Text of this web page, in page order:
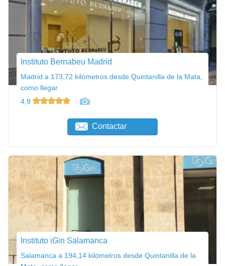
Instituto Bernabeu Madrid
Madrid a 173,72 kilómetros desde Quintanilla de la Mata,
como llegar
4,9
Contactar
Instituto iGin Salamanca
Salamanca a 194,14 kilómetros desde Quintanilla de la